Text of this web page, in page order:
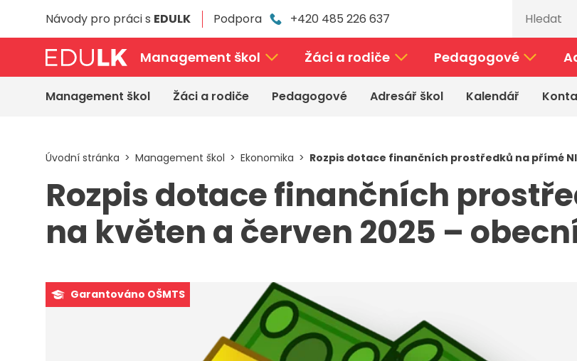
Návody pro práci s EDULK Podpora +420 485 226 637
Management škol Žáci a rodiče Pedagogové
Management škol Žáci a rodiče Pedagogové Adresář škol Kalendář
Úvodní stránka Management škol Ekonomika Rozpis dotace finančních prostředků na přímé
Rozpis dotace finančních
na květen a červen 2025 –
Garantováno OŠMTS